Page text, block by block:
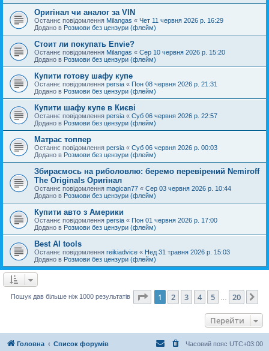
Оригінал чи аналог за VIN
Останнє повідомлення Milangas « Чет 11 червня 2026 р. 16:29
Додано в Розмови без цензури (флейм)
Стоит ли покупать Envie?
Останнє повідомлення Milangas « Сер 10 червня 2026 р. 15:20
Додано в Розмови без цензури (флейм)
Купити готову шафу купе
Останнє повідомлення persia « Пон 08 червня 2026 р. 21:31
Додано в Розмови без цензури (флейм)
Купити шафу купе в Києві
Останнє повідомлення persia « Суб 06 червня 2026 р. 22:57
Додано в Розмови без цензури (флейм)
Матрас топпер
Останнє повідомлення persia « Суб 06 червня 2026 р. 00:03
Додано в Розмови без цензури (флейм)
Збираємось на риболовлю: беремо перевірений Nemiroff
The Originals Оригінал
Останнє повідомлення magican77 « Сер 03 червня 2026 р. 10:44
Додано в Розмови без цензури (флейм)
Купити авто з Америки
Останнє повідомлення persia « Пон 01 червня 2026 р. 17:00
Додано в Розмови без цензури (флейм)
Best AI tools
Останнє повідомлення reikiadvice « Нед 31 травня 2026 р. 15:03
Додано в Розмови без цензури (флейм)
Пошук дав більше ніж 1000 результатів Сторінка 1 20
1 2 3 4 5 20
Перейти
Головна Список форумів Часовий пояс UTC+03:00